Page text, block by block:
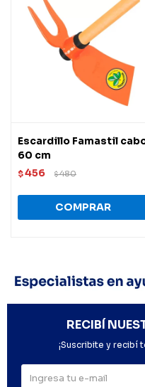
Escardillo Famastil
60 cm
$456 $480
RECIBÍ
¡Suscribite y recibí